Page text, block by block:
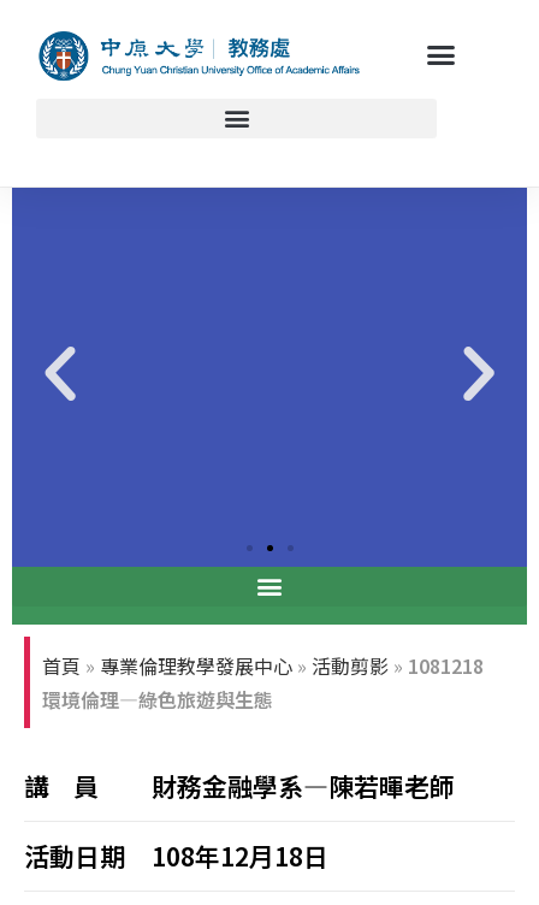
專業倫理論壇
張光正董事長與前台大校長孫震
首頁 » 專業倫理教學發展中心 » 活動剪影 » 1081218
環境倫理—綠色旅遊與生態
講 員
財務金融學系—陳若暉老師
活動日期
108年12月18日